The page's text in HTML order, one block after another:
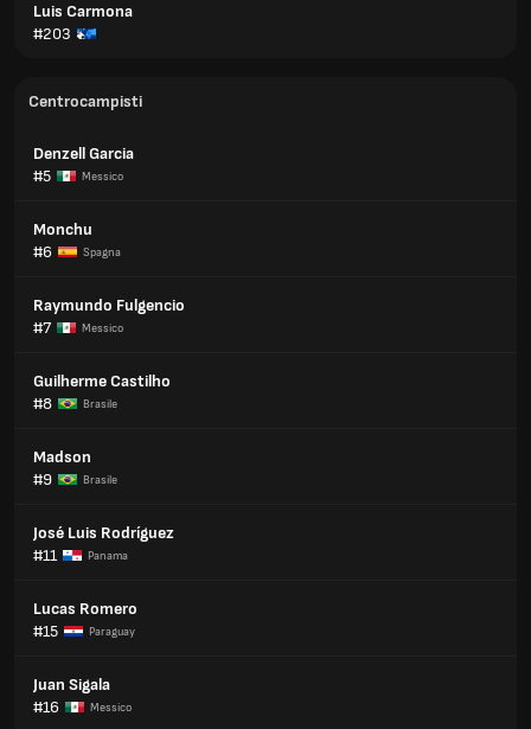
Luis Carmona
#203
Centrocampisti
Denzell Garcia
#5
Messico
Monchu
#6
Spagna
Raymundo Fulgencio
#7
Messico
Guilherme Castilho
#8
Brasile
Madson
#9
Brasile
José Luis Rodríguez
#11
Panama
Lucas Romero
#15
Paraguay
Juan Sigala
#16
Messico